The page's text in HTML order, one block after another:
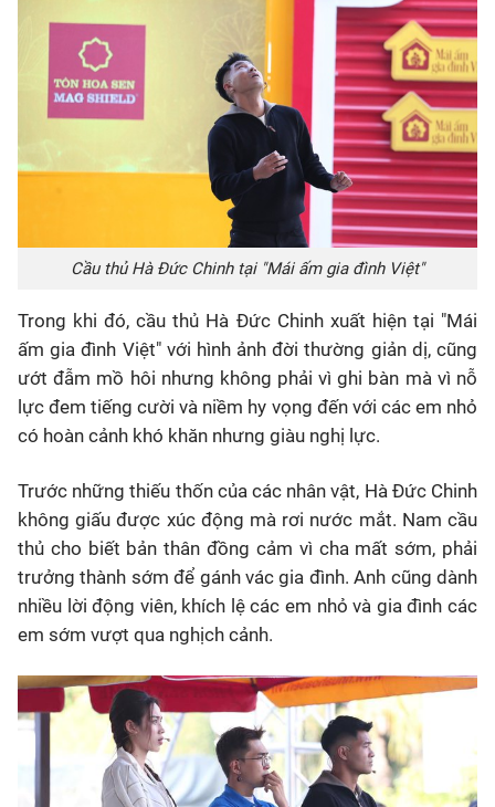
Cầu thủ Hà Đức Chinh tại "Mái ấm gia đình Việt"
Trong khi đó, cầu thủ Hà Đức Chinh xuất hiện tại "Mái
ấm gia đình Việt" với hình ảnh đời thường giản dị, cũng
ướt đẫm mồ hôi nhưng không phải vì ghi bàn mà vì nỗ
lực đem tiếng cười và niềm hy vọng đến với các em nhỏ
có hoàn cảnh khó khăn nhưng giàu nghị lực.
Trước những thiếu thốn của các nhân vật, Hà Đức Chinh
không giấu được xúc động mà rơi nước mắt. Nam cầu
thủ cho biết bản thân đồng cảm vì cha mất sớm, phải
trưởng thành sớm để gánh vác gia đình. Anh cũng dành
nhiều lời động viên, khích lệ các em nhỏ và gia đình các
em sớm vượt qua nghịch cảnh.